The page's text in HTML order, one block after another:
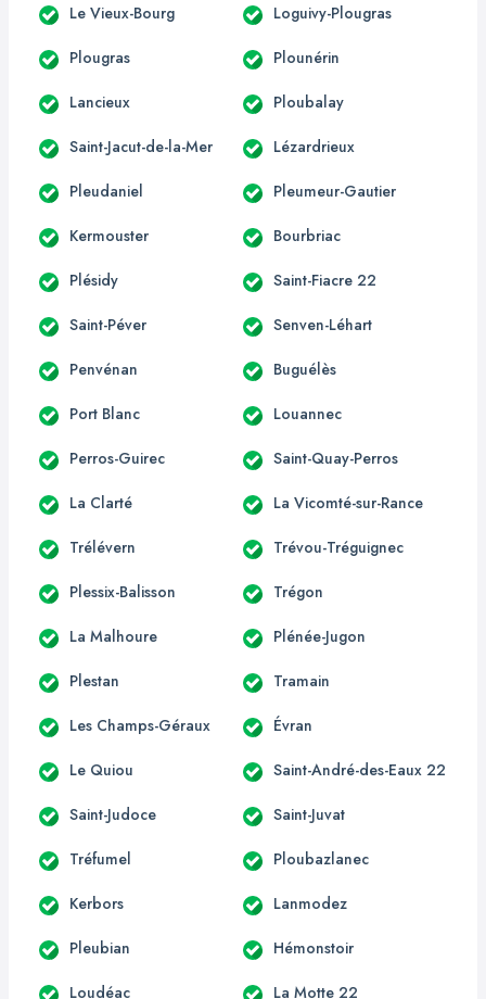
Le Vieux-Bourg Loguivy-Plougras
Plougras Plounérin
Lancieux Ploubalay
Saint-Jacut-de-la-Mer Lézardrieux
Pleudaniel Pleumeur-Gautier
Kermouster Bourbriac
Plésidy Saint-Fiacre 22
Saint-Péver Senven-Léhart
Penvénan Buguélès
Port Blanc Louannec
Perros-Guirec Saint-Quay-Perros
La Clarté La Vicomté-sur-Rance
Trélévern Trévou-Tréguignec
Plessix-Balisson Trégon
La Malhoure Plénée-Jugon
Plestan Tramain
Les Champs-Géraux Évran
Le Quiou Saint-André-des-Eaux 22
Saint-Judoce Saint-Juvat
Tréfumel Ploubazlanec
Kerbors Lanmodez
Pleubian Hémonstoir
Loudéac La Motte 22